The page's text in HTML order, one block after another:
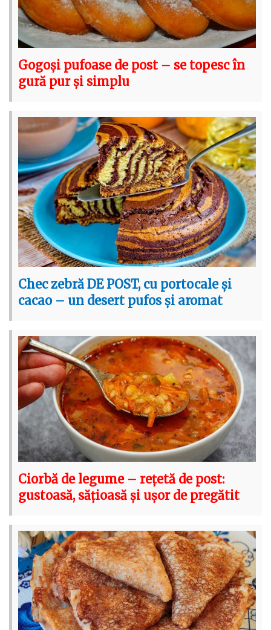
Gogoși pufoase de post – se topesc în
gură pur și simplu
Chec zebră DE POST, cu portocale și
cacao – un desert pufos și aromat
Ciorbă de legume – rețetă de post:
gustoasă, sățioasă și ușor de pregătit